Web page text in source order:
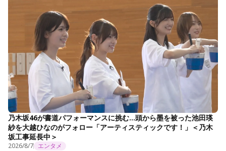
乃木坂46が書道パフォーマンスに挑む…頭から墨を被った池田瑛
紗を大越ひなのがフォロー「アーティスティックです！」＜乃木
坂工事延長中＞
2026/8/7 エンタメ